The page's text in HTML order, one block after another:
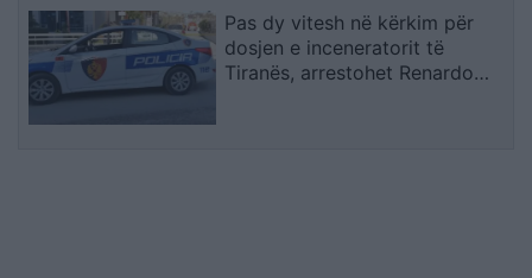
Pas dy vitesh në kërkim për
dosjen e inceneratorit të
Tiranës, arrestohet Renardo